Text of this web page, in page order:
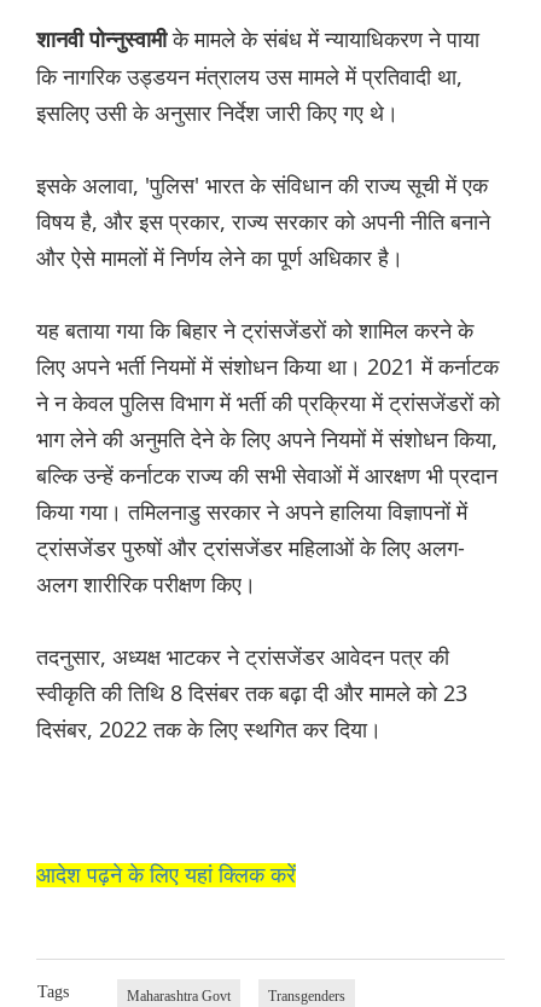
शानवी पोन्नुस्वामीके मामले के संबंध में न्यायाधिकरण ने पाया
कि नागरिक उड्डयन मंत्रालय उस मामले में प्रतिवादी था,
इसलिए उसी के अनुसार निर्देश जारी किए गए थे।
इसके अलावा, 'पुलिस' भारत के संविधान की राज्य सूची में एक
विषय है, और इस प्रकार, राज्य सरकार को अपनी नीति बनाने
और ऐसे मामलों में निर्णय लेने का पूर्ण अधिकार है।
यह बताया गया कि बिहार ने ट्रांसजेंडरों को शामिल करने के
लिए अपने भर्ती नियमों में संशोधन किया था। 2021 में कर्नाटक
ने न केवल पुलिस विभाग में भर्ती की प्रक्रिया में ट्रांसजेंडरों को
भाग लेने की अनुमति देने के लिए अपने नियमों में संशोधन किया,
बल्कि उन्हें कर्नाटक राज्य की सभी सेवाओं में आरक्षण भी प्रदान
किया गया। तमिलनाडु सरकार ने अपने हालिया विज्ञापनों में
ट्रांसजेंडर पुरुषों और ट्रांसजेंडर महिलाओं के लिए अलग-
अलग शारीरिक परीक्षण किए।
तदनुसार, अध्यक्ष भाटकर ने ट्रांसजेंडर आवेदन पत्र की
स्वीकृति की तिथि 8 दिसंबर तक बढ़ा दी और मामले को 23
दिसंबर, 2022 तक के लिए स्थगित कर दिया।
आदेश पढ़ने के लिए यहां क्लिक करें
Tags Maharashtra Govt Transgenders